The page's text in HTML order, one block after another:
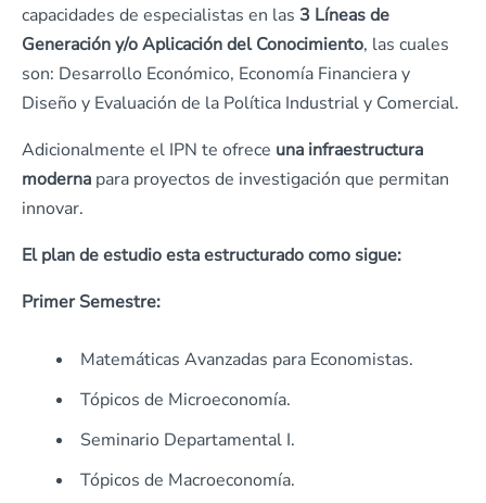
capacidades de especialistas en las 3 Líneas de
Generación y/o Aplicación del Conocimiento, las cuales
son: Desarrollo Económico, Economía Financiera y
Diseño y Evaluación de la Política Industrial y Comercial.
Adicionalmente el IPN te ofrece una infraestructura
moderna para proyectos de investigación que permitan
innovar.
El plan de estudio esta estructurado como sigue:
Primer Semestre:
Matemáticas Avanzadas para Economistas.
Tópicos de Microeconomía.
Seminario Departamental I.
Tópicos de Macroeconomía.